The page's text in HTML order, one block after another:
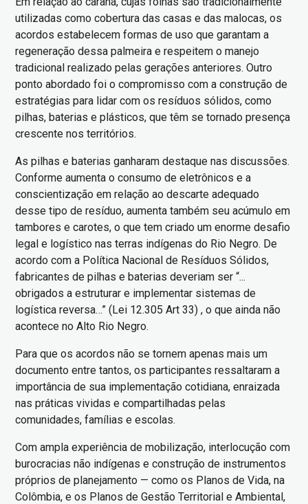
utilizadas como cobertura das casas e das malocas, os
acordos estabelecem formas de uso que garantam a
regeneração dessa palmeira e respeitem o manejo
tradicional realizado pelas gerações anteriores. Outro
ponto abordado foi o compromisso com a construção de
estratégias para lidar com os resíduos sólidos, como
pilhas, baterias e plásticos, que têm se tornado presença
crescente nos territórios.
As pilhas e baterias ganharam destaque nas discussões.
Conforme aumenta o consumo de eletrônicos e a
conscientização em relação ao descarte adequado
desse tipo de resíduo, aumenta também seu acúmulo em
tambores e carotes, o que tem criado um enorme desafio
legal e logístico nas terras indígenas do Rio Negro. De
acordo com a Política Nacional de Resíduos Sólidos,
fabricantes de pilhas e baterias deveriam ser “...
obrigados a estruturar e implementar sistemas de
logística reversa…” (Lei 12.305 Art 33) , o que ainda não
acontece no Alto Rio Negro.
Para que os acordos não se tornem apenas mais um
documento entre tantos, os participantes ressaltaram a
importância de sua implementação cotidiana, enraizada
nas práticas vividas e compartilhadas pelas
comunidades, famílias e escolas.
Com ampla experiência de mobilização, interlocução com
burocracias não indígenas e construção de instrumentos
próprios de planejamento — como os Planos de Vida, na
Colômbia, e os Planos de Gestão Territorial e Ambiental,